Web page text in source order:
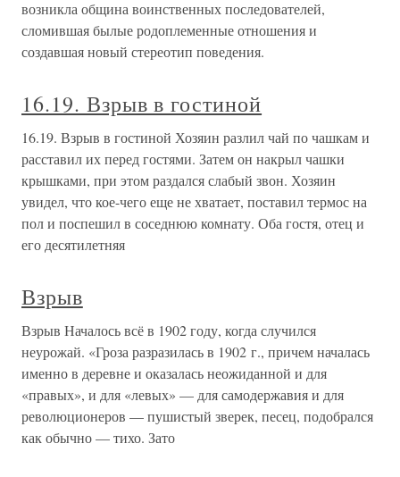
возникла община воинственных последователей,
сломившая былые родоплеменные отношения и
создавшая новый стереотип поведения.
16.19. Взрыв в гостиной
16.19. Взрыв в гостиной Хозяин разлил чай по чашкам и
расставил их перед гостями. Затем он накрыл чашки
крышками, при этом раздался слабый звон. Хозяин
увидел, что кое-чего еще не хватает, поставил термос на
пол и поспешил в соседнюю комнату. Оба гостя, отец и
его десятилетняя
Взрыв
Взрыв Началось всё в 1902 году, когда случился
неурожай. «Гроза разразилась в 1902 г., причем началась
именно в деревне и оказалась неожиданной и для
«правых», и для «левых» — для самодержавия и для
революционеров — пушистый зверек, песец, подобрался
как обычно — тихо. Зато